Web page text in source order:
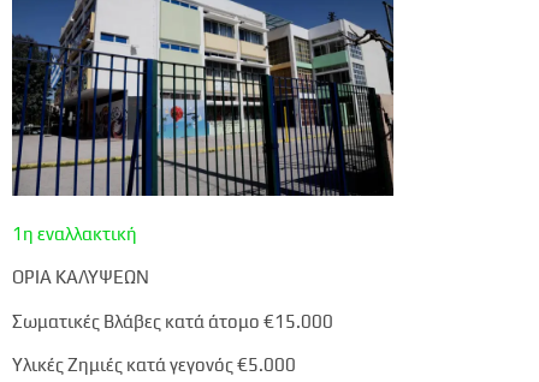
1η εναλλακτική
ΟΡΙΑ ΚΑΛΥΨΕΩΝ
Σωματικές Βλάβες κατά άτομο €15.000
Υλικές Ζημιές κατά γεγονός€5.000